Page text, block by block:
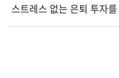
스트레스 없는 은퇴 투자